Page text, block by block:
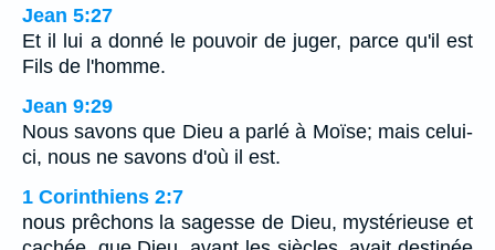
Jean 5:27
Et il lui a donné le pouvoir de juger, parce qu'il est
Fils de l'homme.
Jean 9:29
Nous savons que Dieu a parlé à Moïse; mais celui-
ci, nous ne savons d'où il est.
1 Corinthiens 2:7
nous prêchons la sagesse de Dieu, mystérieuse et